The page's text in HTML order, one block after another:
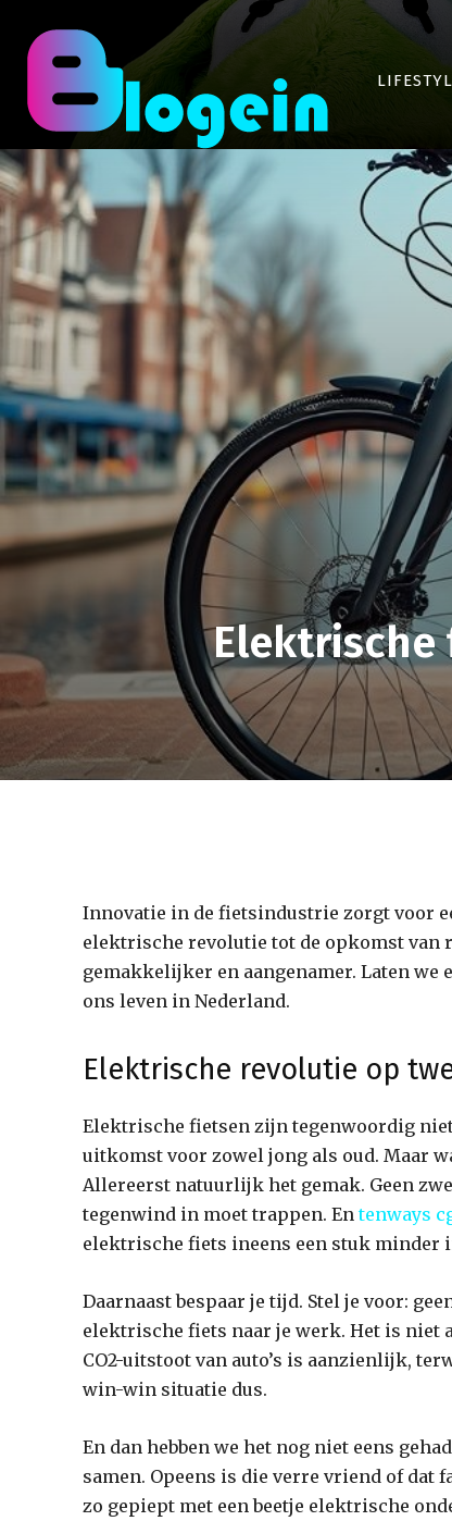
Innovatie in de fietsindustrie zorgt voor
elektrische revolutie tot de opkomst van
gemakkelijker en aangenamer. Laten we
ons leven in Nederland.
Elektrische revolutie op
Elektrische fietsen zijn tegenwoordig
uitkomst voor zowel jong als oud. Maar
Allereerst natuurlijk het gemak. Geen
tegenwind in moet trappen. Entenways
elektrische fiets ineens een stuk minder
Daarnaast bespaar je tijd. Stel je voor:
elektrische fiets naar je werk. Het is niet
CO2-uitstoot van auto’s is aanzienlijk,
win-win situatie dus.
En dan hebben we het nog niet eens
samen. Opeens is die verre vriend of
zo gepiept met een beetje elektrische